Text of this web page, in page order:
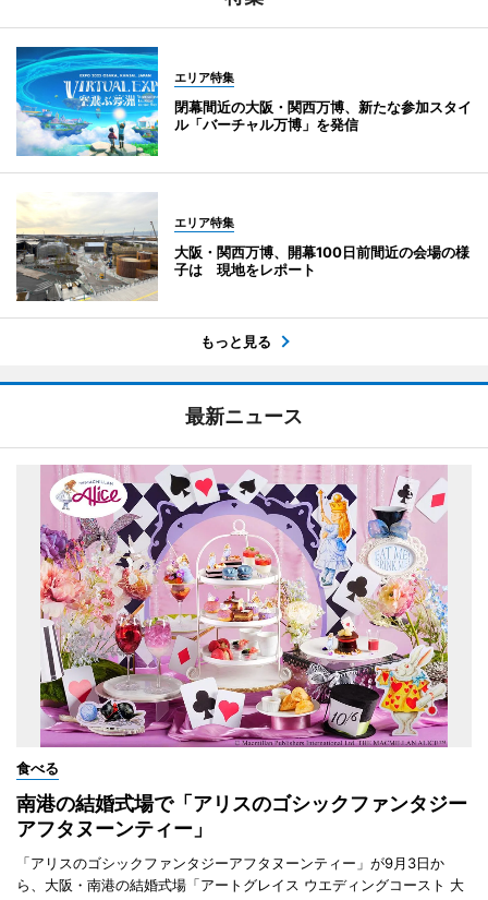
エリア特集
閉幕間近の大阪・関西万博、新たな参加スタイ
ル「バーチャル万博」を発信
エリア特集
大阪・関西万博、開幕100日前間近の会場の様
子は 現地をレポート
もっと見る
最新ニュース
食べる
南港の結婚式場で「アリスのゴシックファンタジー
アフタヌーンティー」
「アリスのゴシックファンタジーアフタヌーンティー」が9月3日か
ら、大阪・南港の結婚式場「アートグレイス ウエディングコースト 大